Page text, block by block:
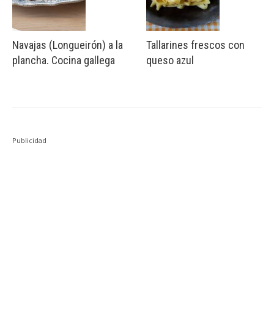
Navajas (Longueirón) a la
plancha. Cocina gallega
Tallarines frescos con
queso azul
Publicidad